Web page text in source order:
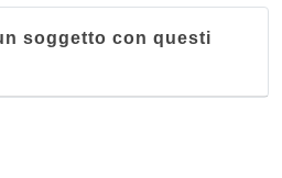
soggetto con questi